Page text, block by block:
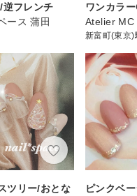
逆フレンチ
ース 蒲田
ワンカラ
Atelier MC
新富町(東京)
ツリー/おとな
ピンクベ